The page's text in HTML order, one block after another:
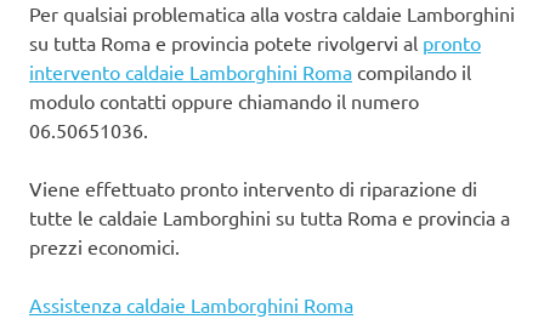
Per qualsiai problematica alla vostra caldaie Lamborghini
su tutta Roma e provincia potete rivolgervi al pronto
intervento caldaie Lamborghini Roma compilando il
modulo contatti oppure chiamando il numero
06.50651036.
Viene effettuato pronto intervento di riparazione di
tutte le caldaie Lamborghini su tutta Roma e provincia a
prezzi economici.
Assistenza caldaie Lamborghini Roma